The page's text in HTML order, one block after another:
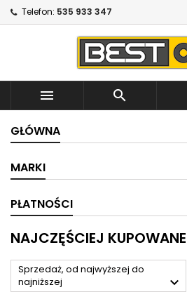
Telefon: 535 933 347
 
GŁÓWNA
MARKI
PŁATNOŚCI
NAJCZĘŚCIEJ KUPOWANE
Sprzedaż, od najwyższej do
najniższej
